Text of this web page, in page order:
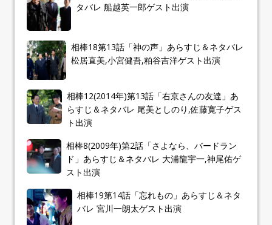
タバレ 船越英一郎ゲスト出演
相棒18第13話「神の声」あらすじ＆ネタバレ
松居直美,小宮健吾,粕谷吉洋ゲスト出演
相棒12(2014年)第13話「右京さんの友達」あ
らすじ＆ネタバレ 尾美としのり,佐藤寛子ゲス
ト出演
相棒8(2009年)第2話「さよなら、バードラン
ド」あらすじ＆ネタバレ 大浦龍宇一,神尾佑ゲ
スト出演
相棒19第14話「忘れもの」あらすじ＆ネタ
バレ 宮川一朗太ゲスト出演